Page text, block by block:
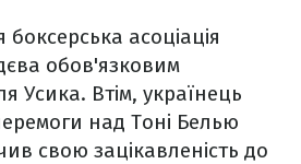
боксерська асоціація
обов'язковим
Усика. Втім, українець
над Тоні Белью
свою зацікавленість до